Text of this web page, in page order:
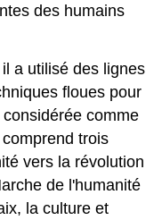
des humains
a utilisé des lignes
floues pour
comme
trois
vers la révolution
de l'humanité
la culture et